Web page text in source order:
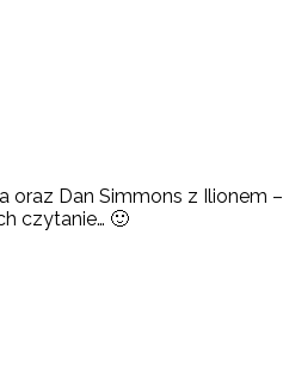
oraz Dan Simmons z Ilionem
czytanie… 🙂